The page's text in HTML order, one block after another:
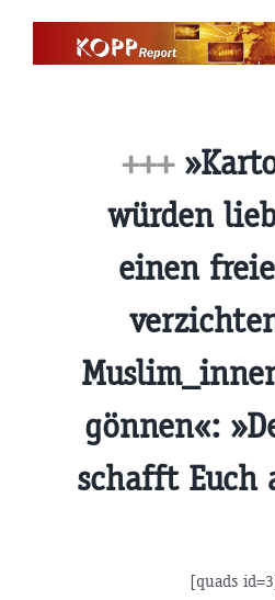
+++
würden
einen
gönnen«:
schafft Euch
[quads